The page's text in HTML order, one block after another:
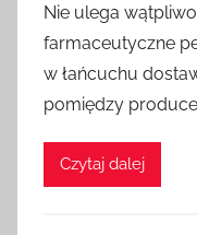
Nie ulega
farmaceutyczne
w łańcuchu
pomiędzy
Czytaj dalej